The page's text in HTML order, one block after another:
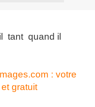
tant quand il